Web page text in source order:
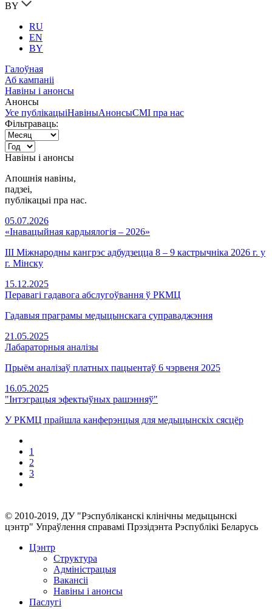
BY
RU
EN
BY
Галоўная
Аб кампаніі
Навіны і анонсы
Анонсы
Усе публікацыіНавіныАнонсыСМІ пра нас
Фільтраваць:
Навіны і анонсы
Апошнія навіны,
падзеi,
публікацыі пра нас.
05.07.2026
«Інавацыйная кардыялогія – 2026»
III Міжнародны кангрэс адбудзецца 8 – 9 кастрычніка 2026 г. у
г. Мінску
15.12.2025
Перавагі гадавога абслугоўвання ў РКМЦ
Гадавыя праграмы медыцынскага суправаджэння
21.05.2025
Лабараторныя аналізы
Прыём аналізаў платных пацыентаў 6 чэрвеня 2025
16.05.2025
"Інтэграцыя эфектыўных рашэнняў"
У РКМЦ прайшла канферэнцыя для медыцынскіх сясцёр
1
2
3
© 2010-2019, ДУ "Рэспубліканскі клінічны медыцынскі
цэнтр" Упраўлення справамі Прэзідэнта Рэспублікі Беларусь
Цэнтр
Структура
Адміністрацыя
Вакансіі
Навіны і анонсы
Паслугi